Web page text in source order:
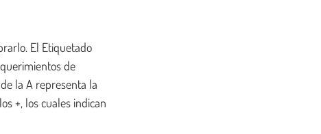
El Etiquetado
de
la A representa la
+, los cuales indican